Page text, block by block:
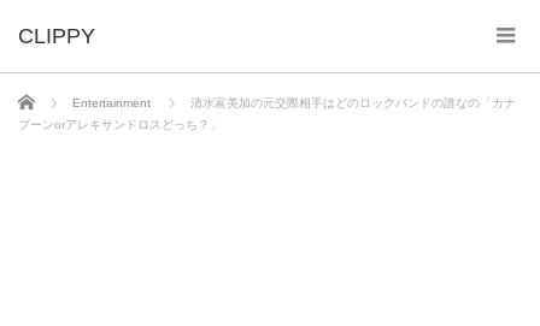
ホーム Entertainment
清水富美加の元交際相手はどのロックバンドの誰なの「カナ
ブーンorアレキサンドロスどっち？」